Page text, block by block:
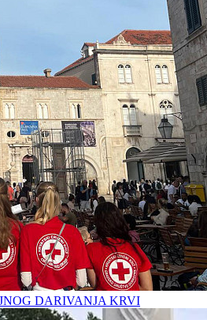
DARIVANJA KRVI